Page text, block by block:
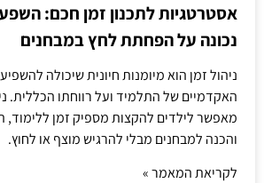
אסטרטגיות לתכנון זמן חכם:
נכונה על הפחתת לחץ במבחנים
ניהול זמן הוא מיומנות חיונית שיכולה
האקדמיים של התלמיד ועל רווחתו הכללית.
מאפשר לילדים להקצות מספיק זמן
והכנה למבחנים מבלי להרגיש מוצף או לחוץ.
לקריאת המאמר »